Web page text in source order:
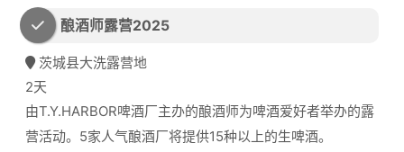
酿酒师露营2025
茨城县大洗露营地
2天
由T.Y.HARBOR啤酒厂主办的酿酒师为啤酒爱好者举办的露
营活动。5家人气酿酒厂将提供15种以上的生啤酒。